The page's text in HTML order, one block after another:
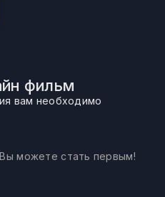
фильм
вам необходимо
можете стать первым!